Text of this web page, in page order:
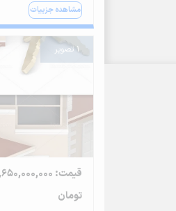
مشاهده جزییات
1 تصویر
قیمت:
تومان